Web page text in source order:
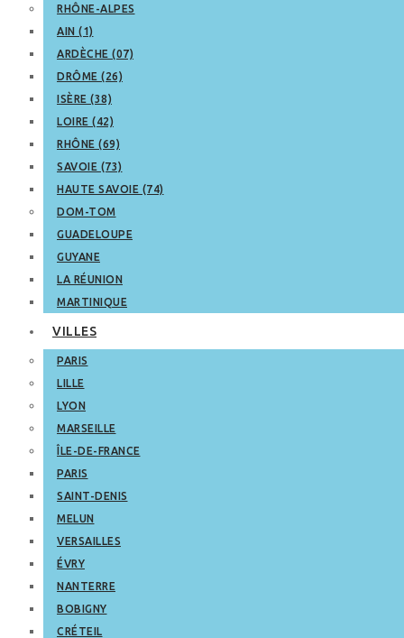
RHÔNE-ALPES
AIN (1)
ARDÈCHE (07)
DRÔME (26)
ISÈRE (38)
LOIRE (42)
RHÔNE (69)
SAVOIE (73)
HAUTE SAVOIE (74)
DOM-TOM
GUADELOUPE
GUYANE
LA RÉUNION
MARTINIQUE
VILLES
PARIS
LILLE
LYON
MARSEILLE
ÎLE-DE-FRANCE
PARIS
SAINT-DENIS
MELUN
VERSAILLES
ÉVRY
NANTERRE
BOBIGNY
CRÉTEIL